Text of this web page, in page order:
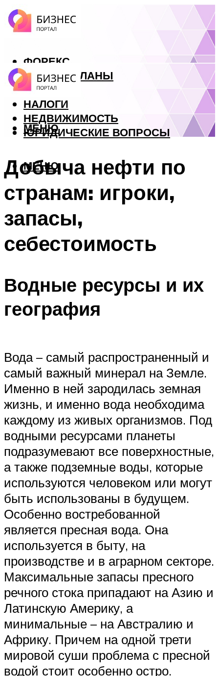
ФОРЕКС
БИЗНЕС ПЛАНЫ
КРЕДИТЫ
НАЛОГИ
НЕДВИЖИМОСТЬ
ЮРИДИЧЕСКИЕ ВОПРОСЫ
МЕНЮ
МЕНЮ
Добыча нефти по
странам: игроки,
запасы,
себестоимость
Водные ресурсы и их
география
Вода – самый распространенный и
самый важный минерал на Земле.
Именно в ней зародилась земная
жизнь, и именно вода необходима
каждому из живых организмов. Под
водными ресурсами планеты
подразумевают все поверхностные,
а также подземные воды, которые
используются человеком или могут
быть использованы в будущем.
Особенно востребованной
является пресная вода. Она
используется в быту, на
производстве и в аграрном секторе.
Максимальные запасы пресного
речного стока припадают на Азию и
Латинскую Америку, а
минимальные – на Австралию и
Африку. Причем на одной трети
мировой суши проблема с пресной
водой стоит особенно остро.